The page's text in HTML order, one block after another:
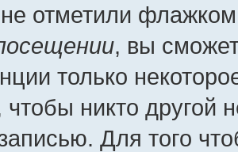
отметили
, вы
только
чтобы никто другой
Для того